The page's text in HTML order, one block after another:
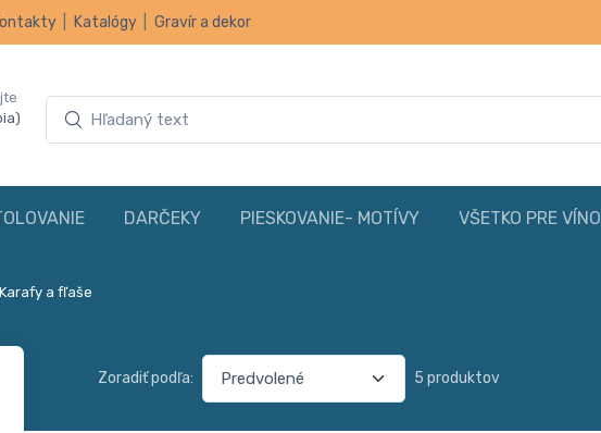
Katalógy Gravír a dekor
DARČEKY PIESKOVANIE- MOTÍVY VŠETKO PRE VÍNO
Karafy a fľaše
Zoradiť podľa: 5 produktov